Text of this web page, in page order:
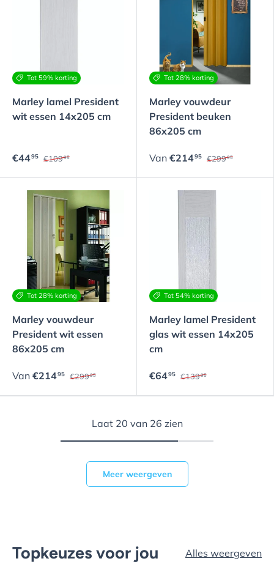
Tot 59% korting
Marley lamel President
wit essen 14x205 cm
€4495 €10995
Tot 28% korting
Marley vouwdeur
President beuken
86x205 cm
Van €21495 €29995
Tot 28% korting
Marley vouwdeur
President wit essen
86x205 cm
Van €21495 €29995
Tot 54% korting
Marley lamel President
glas wit essen 14x205
cm
€6495 €13995
Laat 20 van 26 zien
Meer weergeven
Topkeuzes voor jou Alles weergeven